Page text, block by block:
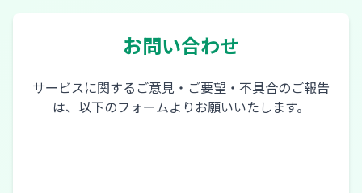
お問い合わせ
サービスに関するご意見・ご要望・不具合のご報告
は、以下のフォームよりお願いいたします。